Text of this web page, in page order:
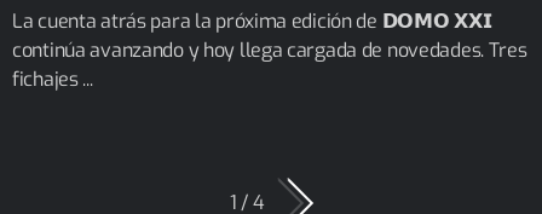
La cuenta atrás para la próxima edición de 𝗗𝗢𝗠𝗢 𝗫𝗫𝗜
continúa avanzando y hoy llega cargada de novedades. Tres
fichajes ...
1 / 4